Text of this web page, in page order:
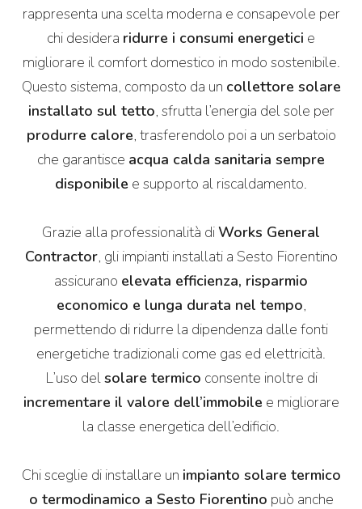
rappresenta una scelta moderna e consapevole per
chi desidera ridurre i consumi energetici e
migliorare il comfort domestico in modo sostenibile.
Questo sistema, composto da un collettore solare
installato sul tetto, sfrutta l’energia del sole per
produrre calore, trasferendolo poi a un serbatoio
che garantisce acqua calda sanitaria sempre
disponibile e supporto al riscaldamento.
Grazie alla professionalità diWorks General
Contractor, gli impianti installati a Sesto Fiorentino
assicurano elevata efficienza, risparmio
economico e lunga durata nel tempo,
permettendo di ridurre la dipendenza dalle fonti
energetiche tradizionali come gas ed elettricità.
L’uso delsolare termico consente inoltre di
incrementare il valore dell’immobile e migliorare
la classe energetica dell’edificio.
Chi sceglie di installare un impianto solare termico
o termodinamico a Sesto Fiorentino può anche